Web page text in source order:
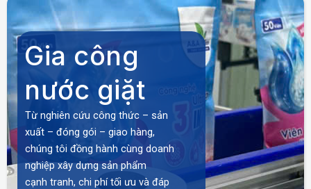
Gia công
nước giặt
Từ nghiên cứu công thức – sản
xuất – đóng gói – giao hàng,
chúng tôi đồng hành cùng doanh
nghiệp xây dựng sản phẩm
cạnh tranh, chi phí tối ưu và đáp